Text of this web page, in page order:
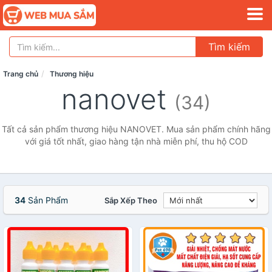
Tìm kiếm
Trang chủ Thương hiệu
nanovet (34)
Tất cả sản phẩm thương hiệu NANOVET. Mua sản phẩm chính hãng
với giá tốt nhất, giao hàng tận nhà miễn phí, thu hộ COD
34 Sản Phẩm Sắp Xếp Theo